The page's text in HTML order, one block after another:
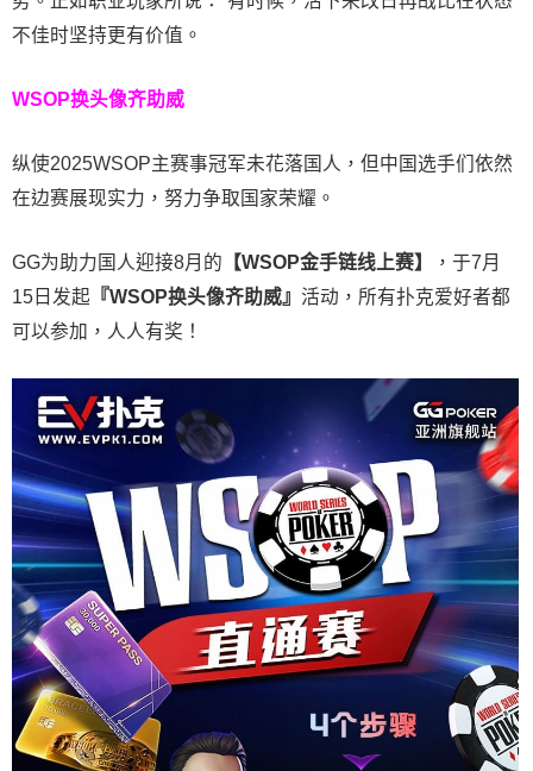
不佳时坚持更有价值。
WSOP换头像齐助威
纵使2025WSOP主赛事冠军未花落国人，但中国选手们依然
在边赛展现实力，努力争取国家荣耀。
GG为助力国人迎接8月的 【WSOP金手链线上赛】
，于7月
15日发起 『WSOP换头像齐助威』 活动，所有扑克爱好者都
可以参加，人人有奖！